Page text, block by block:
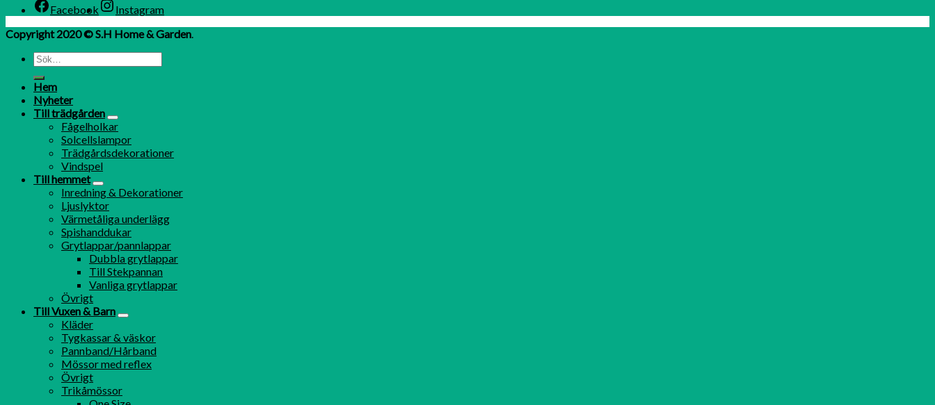
Facebook
Instagram
Copyright 2020 © S.H Home & Garden.
Hem
Nyheter
Till trädgården
Fågelholkar
Solcellslampor
Trädgårdsdekorationer
Vindspel
Till hemmet
Inredning & Dekorationer
Ljuslyktor
Värmetåliga underlägg
Spishanddukar
Grytlappar/pannlappar
Dubbla grytlappar
Till Stekpannan
Vanliga grytlappar
Övrigt
Till Vuxen & Barn
Kläder
Tygkassar & väskor
Pannband/Hårband
Mössor med reflex
Övrigt
Trikåmössor